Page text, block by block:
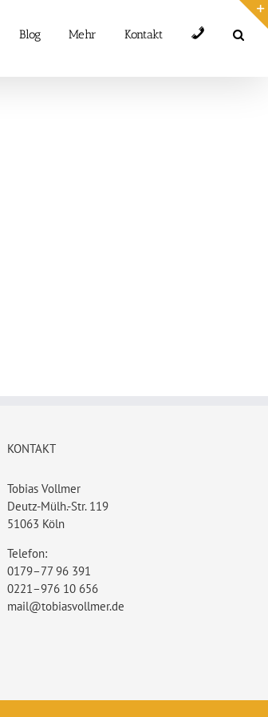
Blog Mehr Kontakt Telefon
KONTAKT
Tobias Vollmer
Deutz-Mülh.-Str. 119
51063 Köln
Telefon:
0179–77 96 391
0221–976 10 656
mail@tobiasvollmer.de